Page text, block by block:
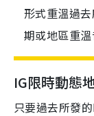
形式重溫過
期或地區重
IG限時動態
只要過去所發的